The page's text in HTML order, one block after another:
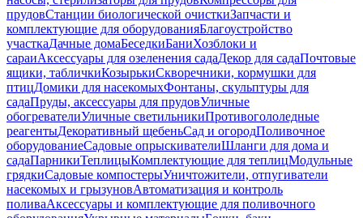
прудовСтанции биологической очисткиЗапчасти и
комплектующие для оборудованияБлагоустройство
участкаДачные домаБеседкиБаниХозблоки и
сараиАксессуары для озеленения садаДекор для садаПочтовые
ящики, табличкиКозырькиСкворечники, кормушки для
птицДомики для насекомыхФонтаны, скульптуры для
садаПруды, аксессуары для прудовУличные
обогревателиУличные светильникиПротивогололедные
реагентыДекоративный щебеньСад и огородПоливочное
оборудованиеСадовые опрыскивателиШланги для дома и
садаПарникиТеплицыКомплектующие для теплицМодульные
грядкиСадовые компостерыУничтожители, отпугиватели
насекомых и грызуновАвтоматизация и контроль
поливаАксессуары и комплектующие для поливочного